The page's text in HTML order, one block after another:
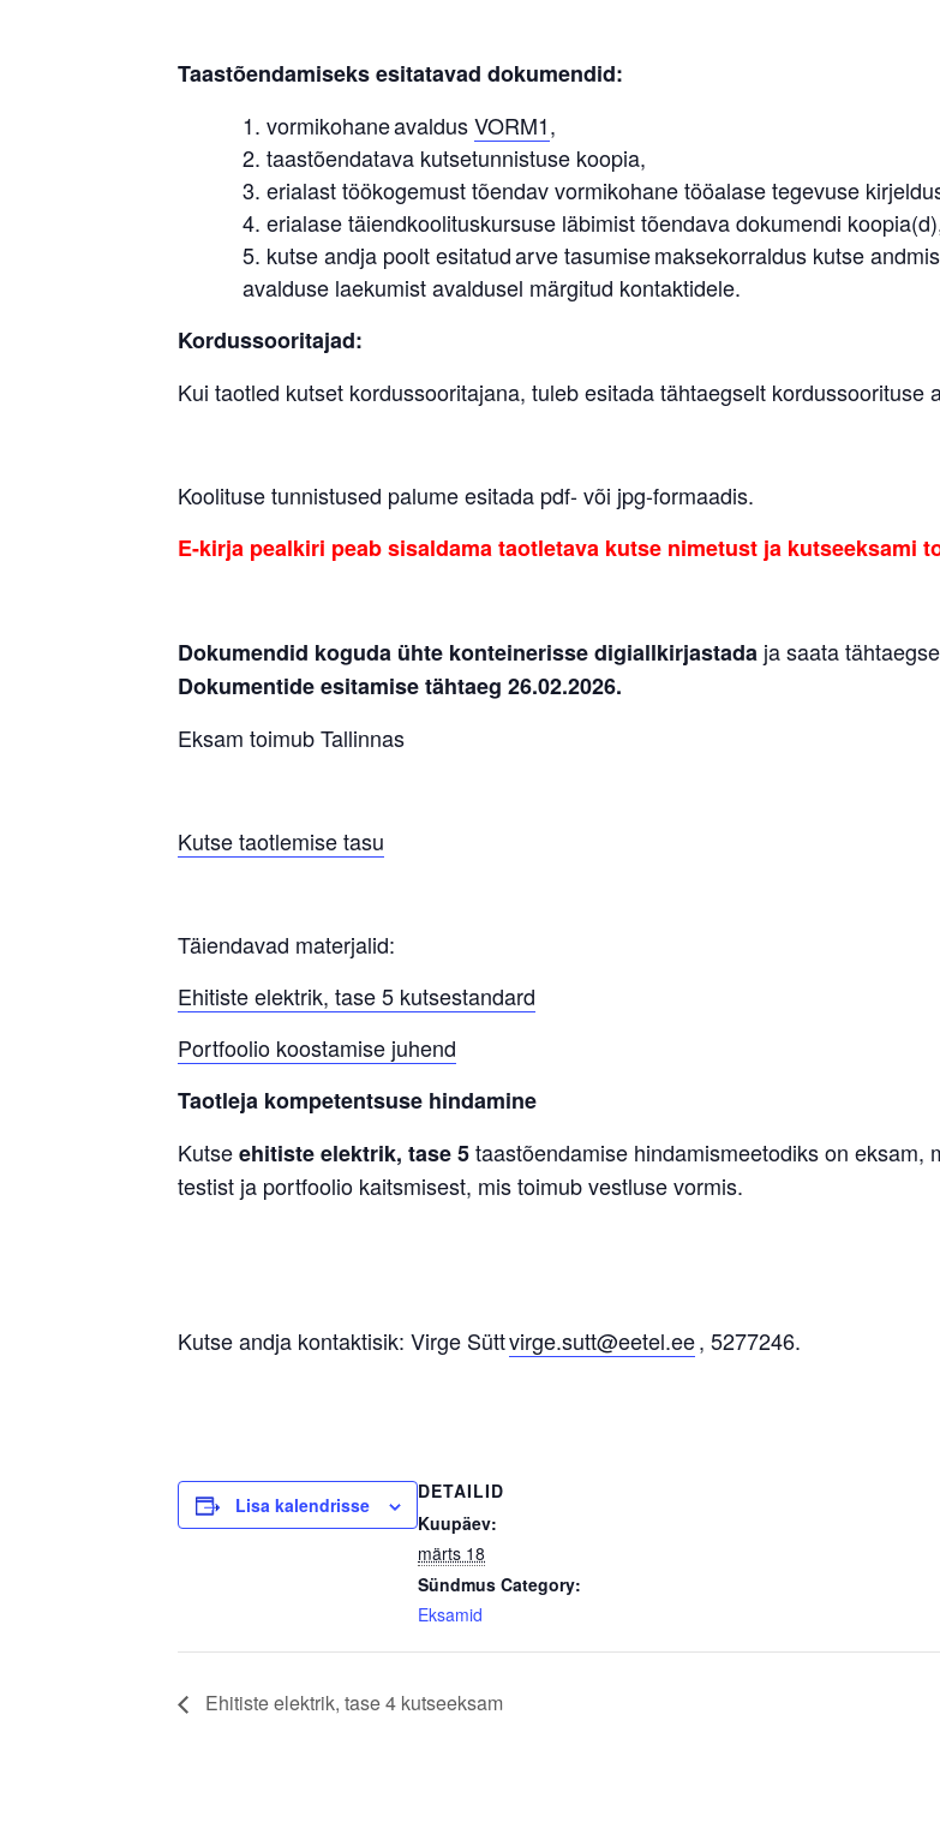
Taastõendamiseks esitatavad dokumendid:
vormikohane avaldusVORM1,
taastõendatava kutsetunnistuse koopia,
erialast töökogemust tõendav vormikohane tööalase tegevuse
erialase täiendkoolituskursuse läbimist tõendava dokumendi
kutse andja poolt esitatud arve tasumise maksekorraldus kutse
avalduse laekumist avaldusel märgitud kontaktidele.
Kordussooritajad:
Kui taotled kutset kordussooritajana, tuleb esitada tähtaegselt kordussoorituse
Koolituse tunnistused palume esitada pdf- või jpg-formaadis.
E-kirja pealkiri peab sisaldama taotletava kutse nimetust ja kutseeksami
Dokumendid koguda ühte konteinerisse digiallkirjastada ja saata
Dokumentide esitamise tähtaeg 26.02.2026.
Eksam toimub Tallinnas
Kutse taotlemise tasu
Täiendavad materjalid:
Ehitiste elektrik, tase 5 kutsestandard
Portfoolio koostamise juhend
Taotleja kompetentsuse hindamine
Kutseehitiste elektrik, tase 5taastõendamise hindamismeetodiks on
testist ja portfoolio kaitsmisest, mis toimub vestluse vormis.
Kutse andja kontaktisik: Virge Süttvirge.sutt@eetel.ee, 5277246.
Lisa kalendrisse
DETAILID
Kuupäev:
märts 18
Sündmus Category:
Eksamid
Ehitiste elektrik, tase 4 kutseeksam